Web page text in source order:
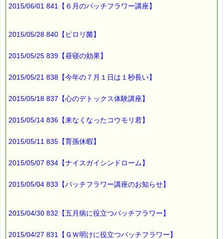
2015/06/01 841【６月のバッチフラワー講座】
2015/05/28 840【ピロリ菌】
2015/05/25 839【昼寝の効果】
2015/05/21 838【今年の７月１日は１秒長い】
2015/05/18 837【心のデトックス体験講座】
2015/05/14 836【来なくなったコウモリ君】
2015/05/11 835【育孫休暇】
2015/05/07 834【ナイスガイシンドローム】
2015/05/04 833【バッチフラワー講座のお知らせ】
2015/04/30 832【五月病に役立つバッチフラワー】
2015/04/27 831【ＧＷ明けに役立つバッチフラワー】